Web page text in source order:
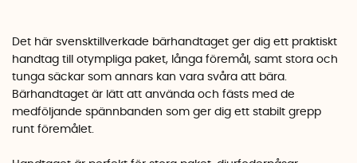
Det här svensktillverkade bärhandtaget ger dig ett praktiskt
handtag till otympliga paket, långa föremål, samt stora och
tunga säckar som annars kan vara svåra att bära.
Bärhandtaget är lätt att använda och fästs med de
medföljande spännbanden som ger dig ett stabilt grepp
runt föremålet.